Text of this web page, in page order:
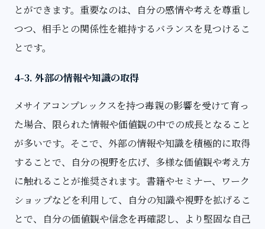
とができます。重要なのは、自分の感情や考えを尊重し
つつ、相手との関係性を維持するバランスを見つけるこ
とです。
4-3. 外部の情報や知識の取得
メサイアコンプレックスを持つ毒親の影響を受けて育っ
た場合、限られた情報や価値観の中での成長となること
が多いです。そこで、外部の情報や知識を積極的に取得
することで、自分の視野を広げ、多様な価値観や考え方
に触れることが推奨されます。書籍やセミナー、ワーク
ショップなどを利用して、自分の知識や視野を拡げるこ
とで、自分の価値観や信念を再確認し、より堅固な自己